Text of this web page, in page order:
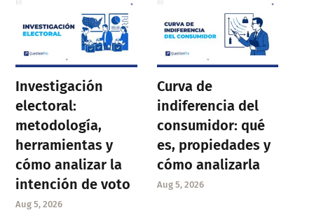
Investigación
electoral:
metodología,
herramientas y
cómo analizar la
intención de voto
Aug 5, 2026
Curva de
indiferencia del
consumidor: qué
es, propiedades y
cómo analizarla
Aug 5, 2026